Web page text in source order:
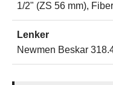
1/2" (ZS 56 mm),
Lenker
Newmen Beskar